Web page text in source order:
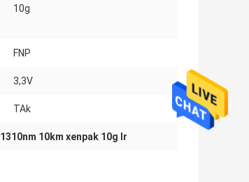
10g
FNP
3,3V
TAk
1310nm 10km xenpak 10g lr